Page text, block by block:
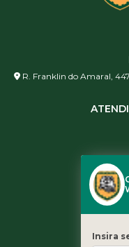
R. Franklin do Amaral,
Insira